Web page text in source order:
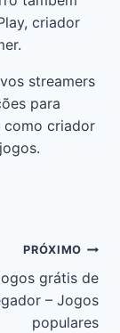
criador
streamers
para
como criador
PRÓXIMO
grátis de
– Jogos
populares